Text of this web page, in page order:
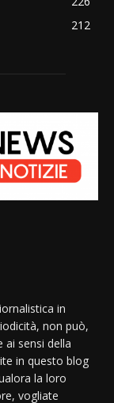
212
in
non può,
sensi della
in questo blog
la loro
vogliate